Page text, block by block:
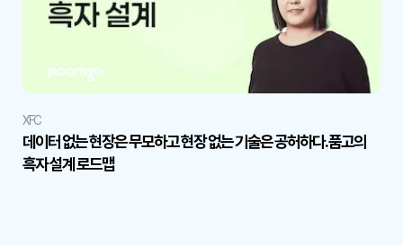
XFC
데이터 없는 현장은 무모하고 현장 없는 기술은 공허하다. 품고의
흑자 설계 로드맵